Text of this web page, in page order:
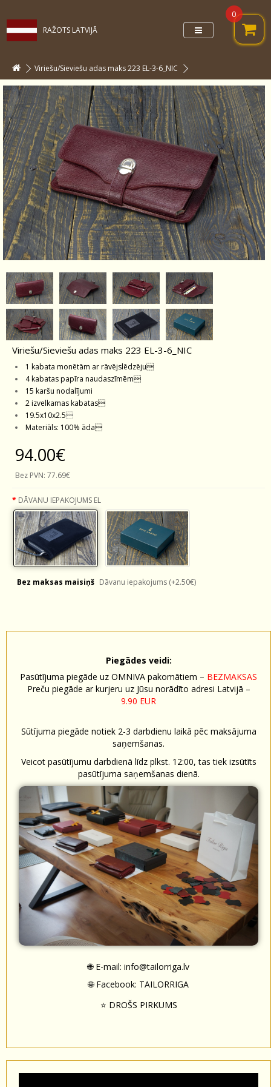
RAŽOTS LATVIJĀ
0
Viriešu/Sieviešu adas maks 223 EL-3-6_NIC
Viriešu/Sieviešu adas maks 223 EL-3-6_NIC
1 kabata monētām ar rāvējslēdzēju
4 kabatas papīra naudaszīmēm
15 karšu nodalījumi
2 izvelkamas kabatas
19.5x10x2.5
Materiāls: 100% āda
94.00€
Bez PVN: 77.69€
DĀVANU IEPAKOJUMS EL
Bez maksas maisiņš Dāvanu iepakojums (+2.50€)
Piegādes veidi:
Pasūtījuma piegāde uz OMNIVA pakomātiem – BEZMAKSAS
Preču piegāde ar kurjeru uz Jūsu norādīto adresi Latvijā –
9.90 EUR
Sūtījuma piegāde notiek 2-3 darbdienu laikā pēc maksājuma
saņemšanas.
Veicot pasūtījumu darbdienā līdz plkst. 12:00, tas tiek izsūtīts
pasūtījuma saņemšanas dienā.
🌐 E-mail: info@tailorriga.lv
🌐 Facebook: TAILORRIGA
⭐ DROŠS PIRKUMS